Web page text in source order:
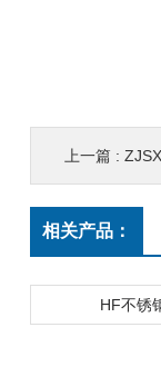
上一篇 :
相关产品：
HF不锈